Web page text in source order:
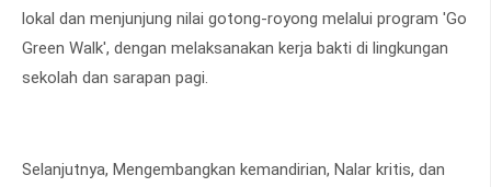
lokal dan menjunjung nilai gotong-royong melalui program 'Go
Green Walk', dengan melaksanakan kerja bakti di lingkungan
sekolah dan sarapan pagi.
Selanjutnya, Mengembangkan kemandirian, Nalar kritis, dan